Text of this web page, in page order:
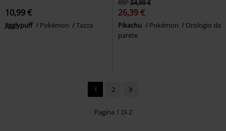
10,99 €
Jigglypuff Pokémon Tazza
RRP34,99 €
26,39 €
Pikachu Pokémon
Orologio da
parete
1 2
Pagina 1 Di 2